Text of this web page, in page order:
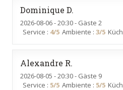
Dominique D
2026-08-06- 20:30 - Gäste 2
Service : 4/5 Ambiente : 3/5
Alexandre R
2026-08-05 - 20:30 - Gäste 9
Service : 5/5 Ambiente : 5/5